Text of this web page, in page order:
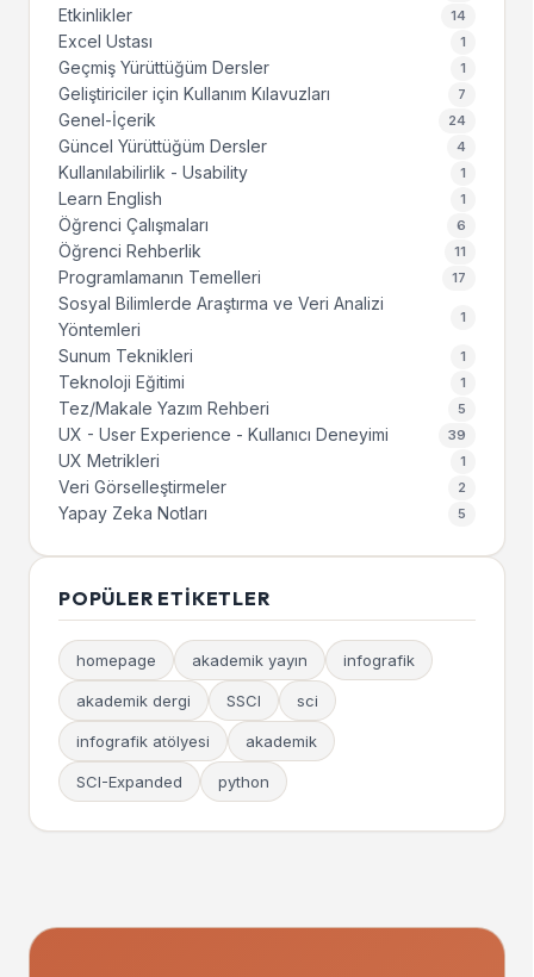
Etkinlikler 14
Excel Ustası 1
Geçmiş Yürüttüğüm Dersler 1
Geliştiriciler için Kullanım Kılavuzları 7
Genel-İçerik 24
Güncel Yürüttüğüm Dersler 4
Kullanılabilirlik - Usability 1
Learn English 1
Öğrenci Çalışmaları 6
Öğrenci Rehberlik 11
Programlamanın Temelleri 17
Sosyal Bilimlerde Araştırma ve Veri Analizi
Yöntemleri
1
Sunum Teknikleri 1
Teknoloji Eğitimi 1
Tez/Makale Yazım Rehberi 5
UX - User Experience - Kullanıcı Deneyimi 39
UX Metrikleri 1
Veri Görselleştirmeler 2
Yapay Zeka Notları 5
POPÜLER ETIKETLER
homepage akademik yayın infografik
akademik dergi SSCI sci
infografik atölyesi akademik
SCI-Expanded python